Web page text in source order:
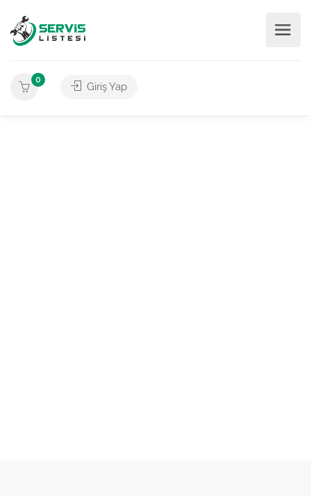
0
Giriş Yap